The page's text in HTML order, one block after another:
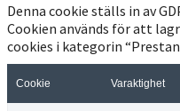
Denna cookie ställs in av
Cookien används för att
cookies i kategorin
Cookie Varaktighet